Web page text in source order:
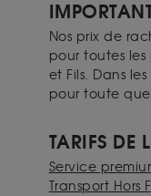
Nos prix de
pour toutes les
et Fils. Dans
pour toute
TARIFS DE
Service
Transport Hors